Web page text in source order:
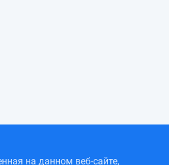
на данном веб-сайте,